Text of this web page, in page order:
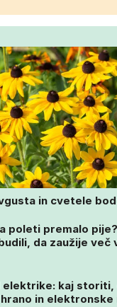
in cvetele
poleti premalo
da zaužije več
elektrike: kaj
in elektronske